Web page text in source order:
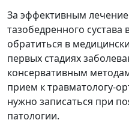
За эффективным
тазобедренного
обратиться в
первых стадиях
консервативным
прием к травматологу-
нужно записаться при
патологии.